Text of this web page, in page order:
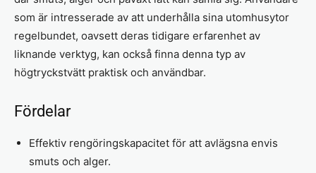
som är intresserade av att underhålla sina utomhusytor
regelbundet, oavsett deras tidigare erfarenhet av
liknande verktyg, kan också finna denna typ av
högtryckstvätt praktisk och användbar.
Fördelar
Effektiv rengöringskapacitet för att avlägsna envis
smuts och alger.